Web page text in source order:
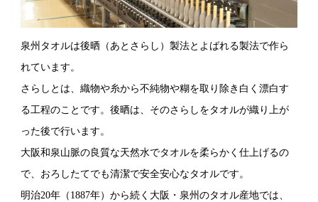
泉州タオルは後晒（あとさらし）製法とよばれる製法で作ら
れています。
さらしとは、織物や糸から不純物や糊を取り除き白く漂白す
る工程のことです。後晒は、そのさらしをタオルが織り上が
った後で行います。
大阪和泉山脈の良質な天然水でタオルを柔らかく仕上げるの
で、おろしたてでも清潔で安全安心なタオルです。
明治20年（1887年）から続く大阪・泉州のタオル産地では、